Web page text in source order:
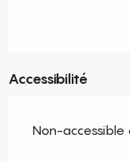
Accessibilité
Non-accessible